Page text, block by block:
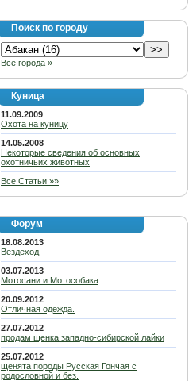
Поиск по городу
Все города »
Куница
11.09.2009
Охота на куницу
14.05.2008
Некоторые сведения об основных
охотничьих животных
Все Статьи »»
Форум
18.08.2013
Вездеход
03.07.2013
Мотосани и Мотособака
20.09.2012
Отличная одежда.
27.07.2012
продам щенка западно-сибирской лайки
25.07.2012
щенята породы Русская Гончая с
родословной и без.